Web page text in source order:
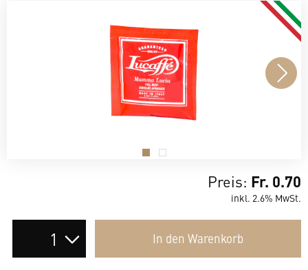
. .
Preis: Fr. 0.70
inkl. 2.6% MwSt.
In den Warenkorb